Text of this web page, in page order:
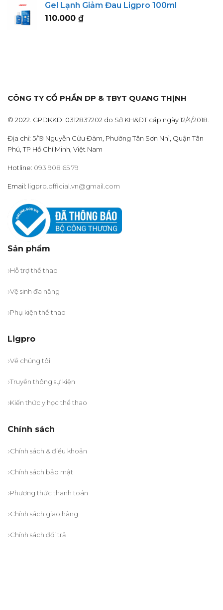
123.000 ₫
Gel Lạnh Giảm Đau Ligpro 100ml
110.000 ₫
CÔNG TY CỔ PHẦN DP & TBYT QUANG THỊNH
© 2022. GPDKKD: 0312837202 do Sở KH&ĐT cấp ngày 12/4/2018.
Địa chỉ: 5/19 Nguyễn Cửu Đàm, Phường Tân Sơn Nhì, Quận Tân
Phú, TP Hồ Chí Minh, Việt Nam
Hotline: 093 908 65 79
Email: ligpro.official.vn@gmail.com
Sản phẩm
Hỗ trợ thể thao
Vệ sinh đa năng
Phụ kiện thể thao
Ligpro
Về chúng tôi
Truyền thông sự kiện
Kiến thức y học thể thao
Chính sách
Chính sách & điều khoản
Chính sách bảo mật
Phương thức thanh toán
Chính sách giao hàng
Chính sách đổi trả